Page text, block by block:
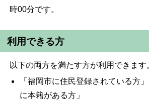
時00分です。
利用できる方
以下の両方を満たす方が利用できます
「福岡市に住民登録されている方
に本籍がある方」